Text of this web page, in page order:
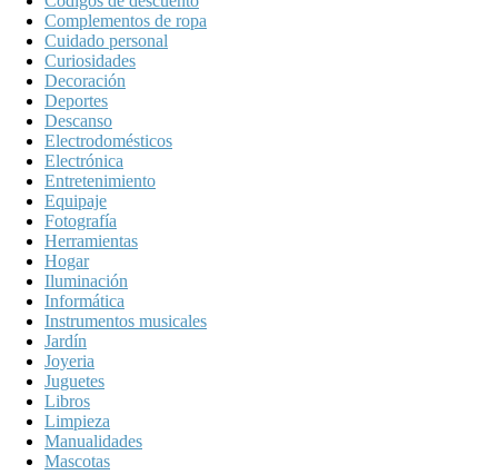
Complementos de ropa
Cuidado personal
Curiosidades
Decoración
Deportes
Descanso
Electrodomésticos
Electrónica
Entretenimiento
Equipaje
Fotografía
Herramientas
Hogar
Iluminación
Informática
Instrumentos musicales
Jardín
Joyeria
Juguetes
Libros
Limpieza
Manualidades
Mascotas